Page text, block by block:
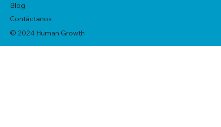
Blog
Contáctanos
© 2024 Human Growth